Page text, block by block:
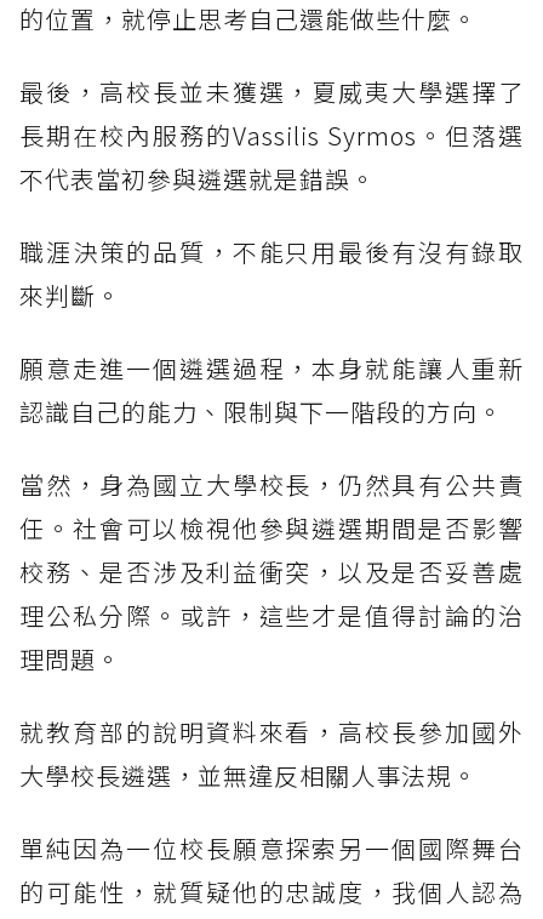
的位置，就停止思考自己還能做些什麼。
最後，高校長並未獲選，夏威夷大學選擇了
長期在校內服務的Vassilis Syrmos。但落選
不代表當初參與遴選就是錯誤。
職涯決策的品質，不能只用最後有沒有錄取
來判斷。
願意走進一個遴選過程，本身就能讓人重新
認識自己的能力、限制與下一階段的方向。
當然，身為國立大學校長，仍然具有公共責
任。社會可以檢視他參與遴選期間是否影響
校務、是否涉及利益衝突，以及是否妥善處
理公私分際。或許，這些才是值得討論的治
理問題。
就教育部的說明資料來看，高校長參加國外
大學校長遴選，並無違反相關人事法規。
單純因為一位校長願意探索另一個國際舞台
的可能性，就質疑他的忠誠度，我個人認為